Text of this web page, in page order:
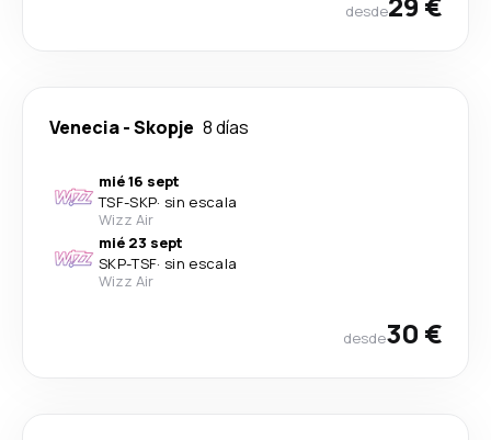
desde
Venecia-Skopje 8 días
mié 16 sept
TSF-SKP· sin escala
Wizz Air
mié 23 sept
SKP-TSF· sin escala
Wizz Air
desde30 €